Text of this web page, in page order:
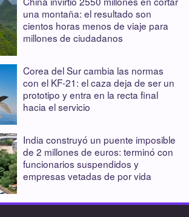
una montaña: el resultado son
cientos horas menos de viaje para
millones de ciudadanos
Corea del Sur cambia las normas
con el KF-21: el caza deja de ser un
prototipo y entra en la recta final
hacia el servicio
India construyó un puente imposible
de 2 millones de euros: terminó con
funcionarios suspendidos y
empresas vetadas de por vida